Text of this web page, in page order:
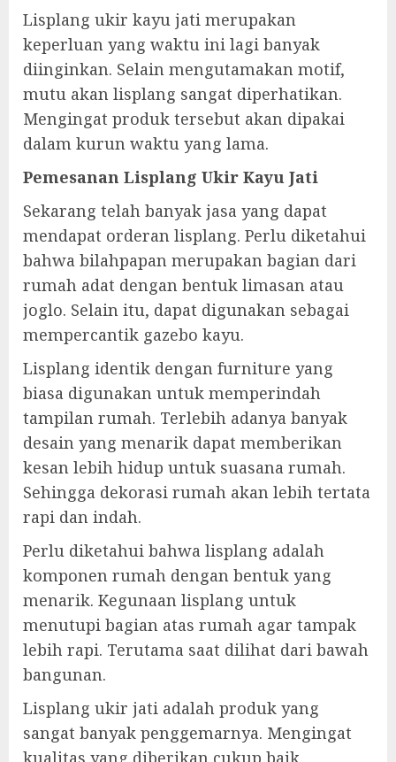
Lisplang ukir kayu jati merupakan
keperluan yang waktu ini lagi banyak
diinginkan. Selain mengutamakan motif,
mutu akan lisplang sangat diperhatikan.
Mengingat produk tersebut akan dipakai
dalam kurun waktu yang lama.
Pemesanan Lisplang Ukir Kayu Jati
Sekarang telah banyak jasa yang dapat
mendapat orderan lisplang. Perlu diketahui
bahwa bilahpapan merupakan bagian dari
rumah adat dengan bentuk limasan atau
joglo. Selain itu, dapat digunakan sebagai
mempercantik gazebo kayu.
Lisplang identik dengan furniture yang
biasa digunakan untuk memperindah
tampilan rumah. Terlebih adanya banyak
desain yang menarik dapat memberikan
kesan lebih hidup untuk suasana rumah.
Sehingga dekorasi rumah akan lebih tertata
rapi dan indah.
Perlu diketahui bahwa lisplang adalah
komponen rumah dengan bentuk yang
menarik. Kegunaan lisplang untuk
menutupi bagian atas rumah agar tampak
lebih rapi. Terutama saat dilihat dari bawah
bangunan.
Lisplang ukir jati adalah produk yang
sangat banyak penggemarnya. Mengingat
kualitas yang diberikan cukup baik.